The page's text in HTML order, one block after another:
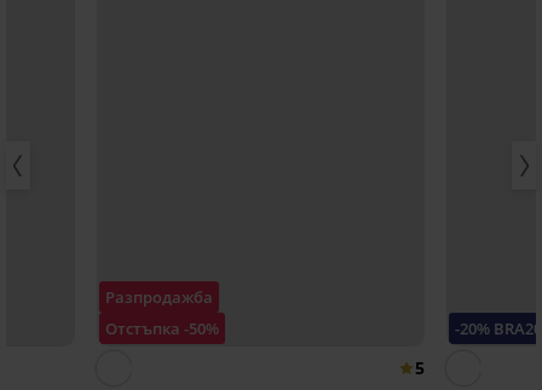
Разпродажба
Отстъпка -50%
5
-20% BRA20